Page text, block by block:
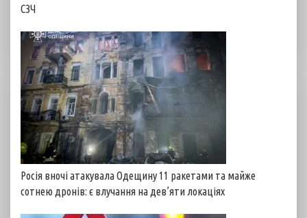
СЗЧ
Росія вночі атакувала Одещину 11 ракетами та майже
сотнею дронів: є влучання на дев’яти локаціях